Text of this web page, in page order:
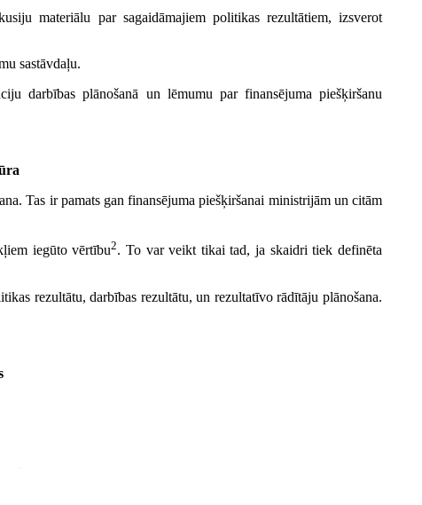
materiālu par sagaidāmajiem politikas rezultātiem, izsverot
sastāvdaļu.
darbības plānošanā un lēmumu par finansējuma piešķiršanu
Tas ir pamats gan finansējuma piešķiršanai ministrijām un citām
iegūto vērtību2. To var veikt tikai tad, ja skaidri tiek definēta
rezultātu, darbības rezultātu, un rezultatīvo rādītāju plānošana.